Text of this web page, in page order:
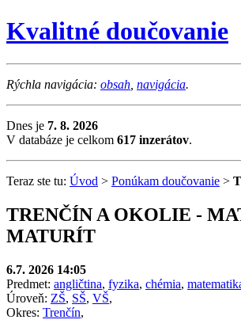
Kvalitné doučovanie
Rýchla navigácia: obsah navigácia.
Dnes je 7. 8. 2026
V databáze je celkom 617 inzerátov.
Teraz ste tu: Úvod > Ponúkam doučovanie >
TRENČÍN A OKOLIE -
MATURÍT
6.7. 2026 14:05
Predmet: angličtina, fyzika, chémia,
Úroveň: ZŠ, SŠ, VŠ,
Okres: Trenčín,